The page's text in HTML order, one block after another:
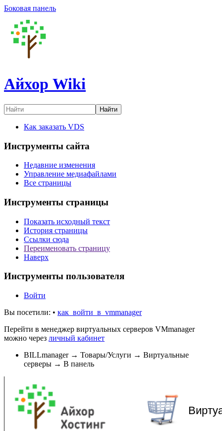
Боковая панель
Айхор Wiki
Найти
Как заказать VDS
Инструменты сайта
Недавние изменения
Управление медиафайлами
Все страницы
Инструменты страницы
Показать исходный текст
История страницы
Ссылки сюда
Переименовать страницу
Наверх
Инструменты пользователя
Войти
Вы посетили: • как_войти_в_vmmanager
Перейти в менеджер виртуальных серверов VMmanager
можно через личный кабинет
BILLmanager → Товары/Услуги → Виртуальные
серверы → В панель